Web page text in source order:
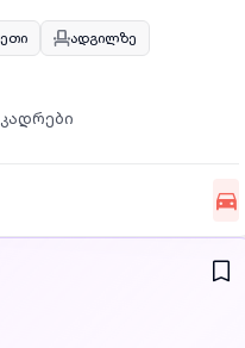
სამუშაო
ხარისხზე; ღამის
სამედიცინო
სათაურის ველში მიუთითეთ
რომ
შესახებ"
ვაკანსიასთან
მიზნით. რეზიუმე შეიძლება
პოზიციებისთვის
განმავლობაში.
და გისურვებთ
ადგილზე